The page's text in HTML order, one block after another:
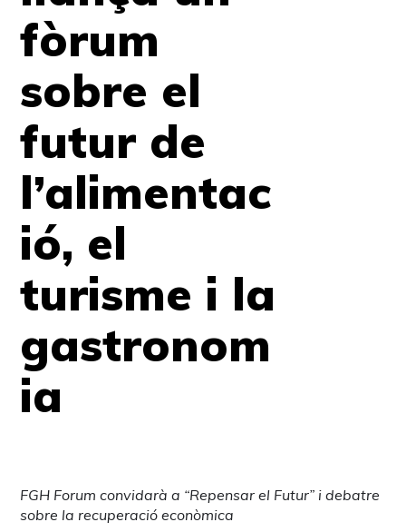
fòrum
sobre el
futur de
l’alimentac
ió, el
turisme i la
gastronom
ia
FGH Forum convidarà a “Repensar el Futur” i debatre
sobre la recuperació econòmica